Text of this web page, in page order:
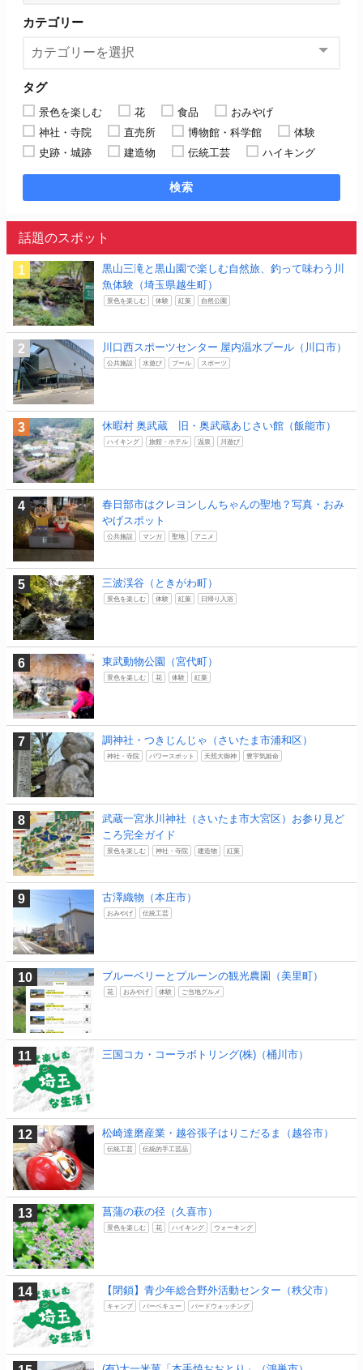
カテゴリー
タグ
景色を楽しむ 花 食品
おみやげ
神社・寺院
直売所 博物館・科学館
体験
史跡・城跡
建造物 伝統工芸 ハイキング
検索
話題のスポット
黒山三滝と黒山園で楽しむ自然旅、釣って味わう川
魚体験（埼玉県越生町）
景色を楽しむ 体験 紅葉 自然公園
川口西スポーツセンター 屋内温水プール（川口市）
公共施設 水遊び プール スポーツ
休暇村 奥武蔵 旧・奥武蔵あじさい館（飯能市）
ハイキング 旅館・ホテル 温泉 川遊び
春日部市はクレヨンしんちゃんの聖地？写真・おみ
やげスポット
公共施設 マンガ 聖地 アニメ
三波渓谷（ときがわ町）
景色を楽しむ 体験 紅葉 日帰り入浴
東武動物公園（宮代町）
景色を楽しむ 花 体験 紅葉
調神社・つきじんじゃ（さいたま市浦和区）
神社・寺院 パワースポット 天照大御神 豊宇気姫命
武蔵一宮氷川神社（さいたま市大宮区）お参り見ど
ころ完全ガイド
景色を楽しむ 神社・寺院 建造物 紅葉
古澤織物（本庄市）
おみやげ 伝統工芸
ブルーベリーとプルーンの観光農園（美里町）
花 おみやげ 体験 ご当地グルメ
三国コカ・コーラボトリング(株)（桶川市）
松崎達磨産業・越谷張子はりこだるま（越谷市）
伝統工芸 伝統的手工芸品
菖蒲の萩の径（久喜市）
景色を楽しむ 花 ハイキング ウォーキング
【閉鎖】青少年総合野外活動センター（秩父市）
キャンプ バーベキュー バードウォッチング